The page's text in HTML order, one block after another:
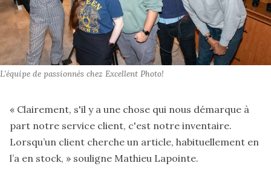
L'équipe de passionnés chez Excellent Photo!
« Clairement, s'il y a une chose qui nous démarque à
part notre service client, c'est notre inventaire.
Lorsqu’un client cherche un article, habituellement en
l’a en stock, » souligne Mathieu Lapointe.